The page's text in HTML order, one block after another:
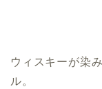
ウィスキーが染
ル。